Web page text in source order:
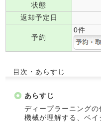
状態
返却予定日
予約
0件
目次・あらすじ
あらすじ
ディープラーニング
機械が理解する、ベ